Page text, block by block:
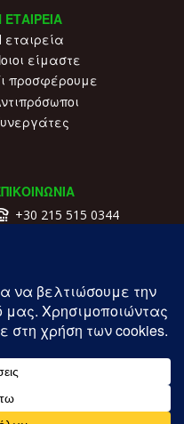
ΕΤΑΙΡΕΙΑ
εταιρεία
είμαστε
προσφέρουμε
+30 215 515 0344
ΓΕΜΗ: 177203407000